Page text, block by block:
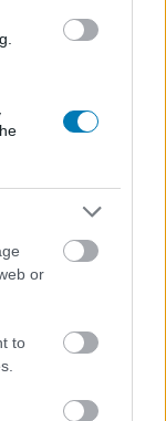
or
to
is
háza